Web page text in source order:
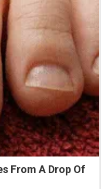
From A Drop Of